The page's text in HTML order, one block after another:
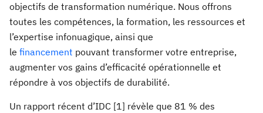
objectifs de transformation numérique. Nous offrons
toutes les compétences, la formation, les ressources et
l’expertise infonuagique, ainsi que
le financement pouvant transformer votre entreprise,
augmenter vos gains d’efficacité opérationnelle et
répondre à vos objectifs de durabilité.
Un rapport récent d’IDC [1] révèle que 81 % des